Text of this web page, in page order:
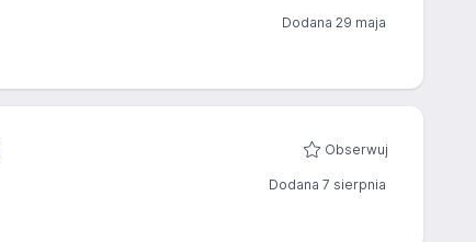
Dodana 29 maja
Obserwuj
Dodana 7 sierpnia